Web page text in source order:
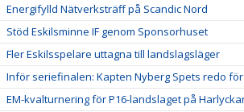
Energifylld Nätverksträff på Scandic Nord
Stöd Eskilsminne IF genom Sponsorhuset
Fler Eskilsspelare uttagna till landslagsläger
Inför seriefinalen: Kapten Nyberg Spets redo
EM-kvalturnering för P16-landslaget på